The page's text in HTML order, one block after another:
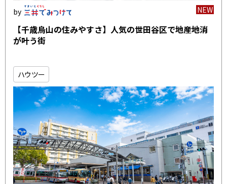
NEW
【千歳烏山の住みやすさ】人気の世田谷区で地産地消
が叶う街
ハウツー